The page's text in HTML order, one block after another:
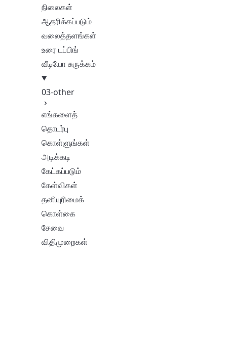
நிலைகள்
ஆதரிக்கப்படும்
வலைத்தளங்கள்
உரை டப்பிங்
வீடியோ சுருக்கம்
03-other
எங்களைத்
தொடர்பு
கொள்ளுங்கள்
அடிக்கடி
கேட்கப்படும்
கேள்விகள்
தனியுரிமைக்
கொள்கை
சேவை
விதிமுறைகள்